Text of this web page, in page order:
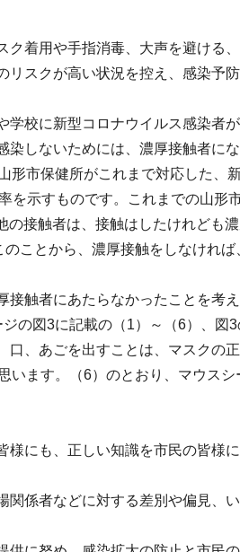
着用や手指消毒、大声を避ける
スクが高い状況を控え、感染予
校に新型コロナウイルス感染者
しないためには、濃厚接触者に
市保健所がこれまで対応した、
示すものです。これまでの山形
接触者は、接触はしたけれども
ことから、濃厚接触をしなけれ
触者にあたらなかったことを考
の図3に記載の（1）～（6）、図3
、あごを出すことは、マスクの
います。（6）のとおり、マウス
にも、正しい知識を市民の皆様
係者などに対する差別や偏見、